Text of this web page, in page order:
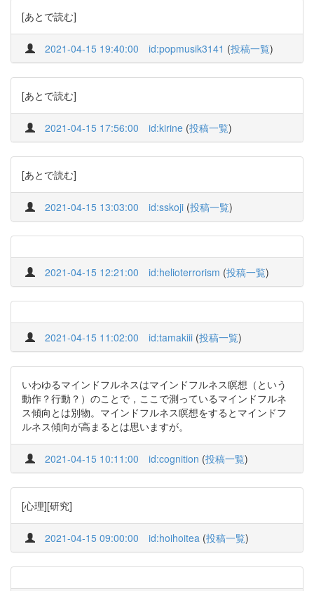
[あとで読む]
2021-04-15 19:40:00 id:popmusik3141 (投稿一覧)
[あとで読む]
2021-04-15 17:56:00 id:kirine (投稿一覧)
[あとで読む]
2021-04-15 13:03:00 id:sskoji (投稿一覧)
2021-04-15 12:21:00 id:helioterrorism (投稿一覧)
2021-04-15 11:02:00 id:tamakiii (投稿一覧)
いわゆるマインドフルネスはマインドフルネス瞑想（という
動作？行動？）のことで，ここで測っているマインドフルネ
ス傾向とは別物。マインドフルネス瞑想をするとマインドフ
ルネス傾向が高まるとは思いますが。
2021-04-15 10:11:00 id:cognition (投稿一覧)
[心理][研究]
2021-04-15 09:00:00 id:hoihoitea (投稿一覧)